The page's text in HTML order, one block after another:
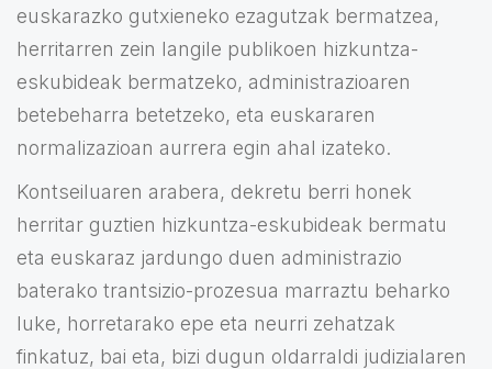
euskarazko gutxieneko ezagutzak bermatzea,
herritarren zein langile publikoen hizkuntza-
eskubideak bermatzeko, administrazioaren
betebeharra betetzeko, eta euskararen
normalizazioan aurrera egin ahal izateko.
Kontseiluaren arabera, dekretu berri honek
herritar guztien hizkuntza-eskubideak bermatu
eta euskaraz jardungo duen administrazio
baterako trantsizio-prozesua marraztu beharko
luke, horretarako epe eta neurri zehatzak
finkatuz, bai eta, bizi dugun oldarraldi judizialaren